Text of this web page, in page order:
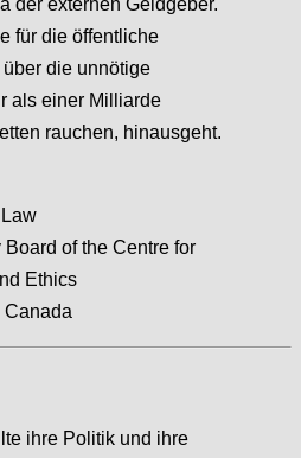
der externen Geldgeber.
für die öffentliche
die unnötige
als einer Milliarde
rauchen, hinausgeht.
of the Centre for
Ethics
Canada
ihre Politik und ihre